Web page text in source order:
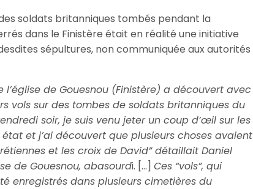
soldats britanniques tombés pendant la
dans le Finistère était en réalité une initiative
sépultures, non communiquée aux autorités
l’église de Gouesnou (Finistère) a découvert avec
vols sur des tombes de soldats britanniques du
soir, je suis venu jeter un coup d’œil sur les
et j’ai découvert que plusieurs choses avaient
et les croix de David” détaillait Daniel
de Gouesnou, abasourdi. […]Ces “vols”, qui
enregistrés dans plusieurs cimetières du